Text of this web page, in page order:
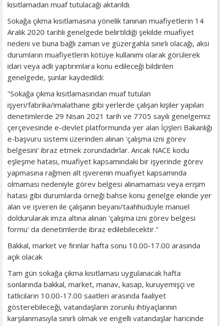
kısıtlamadan muaf tutulacağı aktarıldı.
Sokağa çıkma kısıtlamasına yönelik tanınan muafiyetlerin 14
Aralık 2020 tarihli genelgede belirtildiği şekilde muafiyet
nedeni ve buna bağlı zaman ve güzergahla sınırlı olacağı, aksi
durumların muafiyetlerin kötüye kullanımı olarak görülerek
idari veya adli yaptırımlara konu edileceği bildirilen
genelgede, şunlar kaydedildi:
"Sokağa çıkma kısıtlamasından muaf tutulan
işyeri/fabrika/imalathane gibi yerlerde çalışan kişiler yapılan
denetimlerde 29 Nisan 2021 tarih ve 7705 sayılı genelgemiz
çerçevesinde e-devlet platformunda yer alan İçişleri Bakanlığı
e-başvuru sistemi üzerinden alınan 'çalışma izni görev
belgesini' ibraz etmek zorundadırlar. Ancak NACE kodu
eşleşme hatası, muafiyet kapsamındaki bir işyerinde görev
yapmasına rağmen alt işverenin muafiyet kapsamında
olmaması nedeniyle görev belgesi alınamaması veya erişim
hatası gibi durumlarda örneği bahse konu genelge ekinde yer
alan ve işveren ile çalışanın beyanı/taahhüdüyle manuel
doldurularak imza altına alınan 'çalışma izni görev belgesi
formu' da denetimlerde ibraz edilebilecektir."
Bakkal, market ve fırınlar hafta sonu 10.00-17.00 arasında
açık olacak
Tam gün sokağa çıkma kısıtlaması uygulanacak hafta
sonlarında bakkal, market, manav, kasap, kuruyemişçi ve
tatlıcıların 10.00-17.00 saatleri arasında faaliyet
gösterebileceği, vatandaşların zorunlu ihtiyaçlarının
karşılanmasıyla sınırlı olmak ve engelli vatandaşlar haricinde